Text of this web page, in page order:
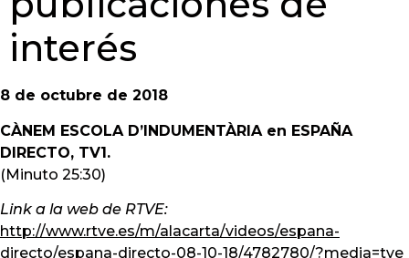
interés
8 de octubre de 2018
CÀNEM ESCOLA D’INDUMENTÀRIA en ESPAÑA
DIRECTO, TV1.
(Minuto 25:30)
Link a la web de RTVE:
http://www.rtve.es/m/alacarta/videos/espana-
directo/espana-directo-08-10-18/4782780/?media=tve